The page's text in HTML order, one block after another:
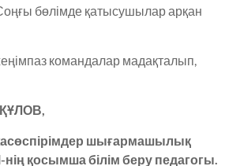
бөлімде қатысушылар арқан
командалар мадақталып,
шығармашылық
қосымша білім беру педагогы.